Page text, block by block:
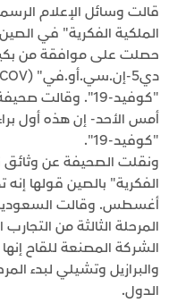
قالت وسائل الإعلام
الملكية الفكرية" في
حصلت على موافقة من بكين
"كوفيد-19".
أمس الأحد- إن هذه أول
"كوفيد-19".
ونقلت الصحيفة عن وثائق
أغسطس. وقالت السعودية
المرحلة الثالثة من
الشركة المصنعة للقاح
والبرازيل وتشيلي لبدء
الدول.